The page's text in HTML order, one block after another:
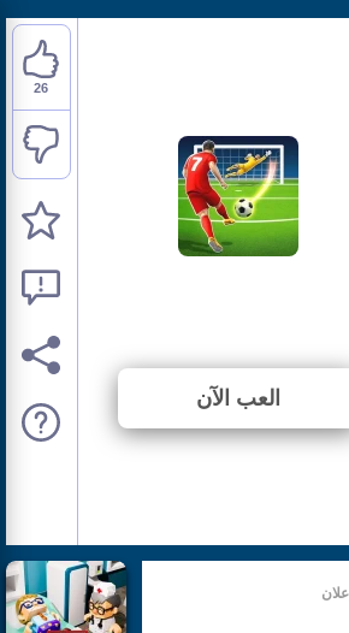
العب الآن
26
إعلان